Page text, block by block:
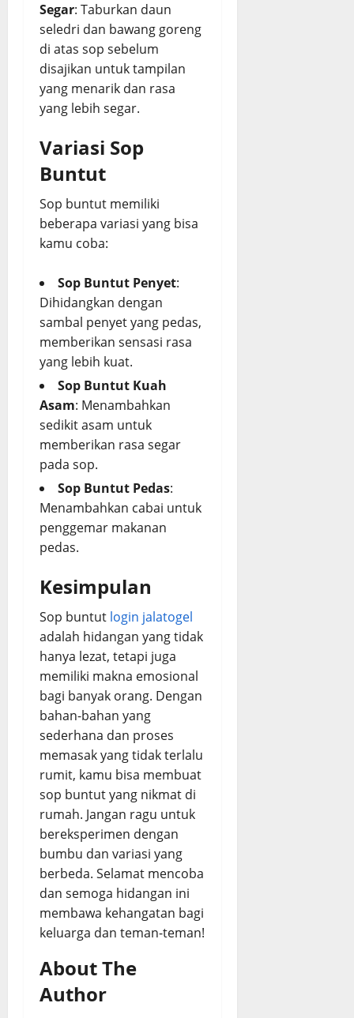
Segar: Taburkan daun
seledri dan bawang goreng
di atas sop sebelum
disajikan untuk tampilan
yang menarik dan rasa
yang lebih segar.
Variasi Sop
Buntut
Sop buntut memiliki
beberapa variasi yang bisa
kamu coba:
Sop Buntut Penyet:
Dihidangkan dengan
sambal penyet yang pedas,
memberikan sensasi rasa
yang lebih kuat.
Sop Buntut Kuah
Asam: Menambahkan
sedikit asam untuk
memberikan rasa segar
pada sop.
Sop Buntut Pedas:
Menambahkan cabai untuk
penggemar makanan
pedas.
Kesimpulan
Sop buntut login jalatogel
adalah hidangan yang tidak
hanya lezat, tetapi juga
memiliki makna emosional
bagi banyak orang. Dengan
bahan-bahan yang
sederhana dan proses
memasak yang tidak terlalu
rumit, kamu bisa membuat
sop buntut yang nikmat di
rumah. Jangan ragu untuk
bereksperimen dengan
bumbu dan variasi yang
berbeda. Selamat mencoba
dan semoga hidangan ini
membawa kehangatan bagi
keluarga dan teman-teman!
About The
Author